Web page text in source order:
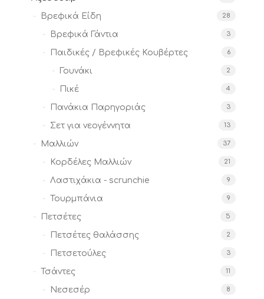
Βρεφικά Είδη 28
Βρεφικά Γάντια 3
Παιδικές / Βρεφικές Κουβέρτες 6
Γουνάκι 2
Πικέ 4
Πανάκια Παρηγοριάς 3
Σετ για νεογέννητα 13
Μαλλιών 37
Κορδέλες Μαλλιών 21
Λαστιχάκια - scrunchie 9
Τουρμπάνια 9
Πετσέτες 5
Πετσέτες θαλάσσης 2
Πετσετούλες 3
Τσάντες 11
Νεσεσέρ 8